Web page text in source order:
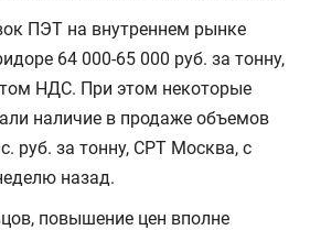
ПЭТ на внутреннем рынке
64 000-65 000 руб. за тонну,
НДС. При этом некоторые
наличие в продаже объемов
руб. за тонну, СРТ Москва, с
назад.
повышение цен вполне